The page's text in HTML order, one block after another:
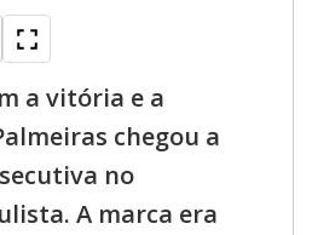
a vitória e a
chegou a
no
A marca era